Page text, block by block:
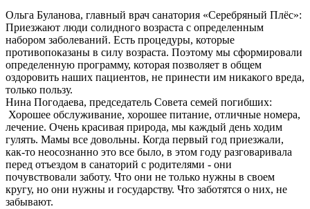
Ольга Буланова, главный врач санатория «Серебряный Плёс»:
Приезжают люди солидного возраста с определенным
набором заболеваний. Есть процедуры, которые
противопоказаны в силу возраста. Поэтому мы сформировали
определенную программу, которая позволяет в общем
оздоровить наших пациентов, не принести им никакого вреда,
только пользу.
Нина Погодаева, председатель Совета семей погибших:
Хорошее обслуживание, хорошее питание, отличные номера,
лечение. Очень красивая природа, мы каждый день ходим
гулять. Мамы все довольны. Когда первый год приезжали,
как-то неосознанно это все было, в этом году разговаривала
перед отъездом в санаторий с родителями - они
почувствовали заботу. Что они не только нужны в своем
кругу, но они нужны и государству. Что заботятся о них, не
забывают.